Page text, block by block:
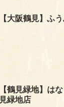
【大阪鶴見】ふ
【鶴見緑地】は
見緑地店